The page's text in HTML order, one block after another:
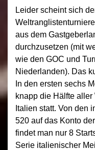
Leider scheint sich
aus dem
durchzusetzen (mit
wie den GOC und
Niederlanden). Das
In den ersten sechs
knapp die Hälfte
Italien statt. Von den
520 auf das Konto
findet man nur 8
Serie italienischer